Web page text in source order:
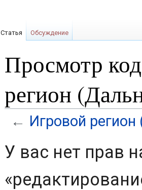
Просмотр
регион
← Игровой
У вас нет прав
Статья Обсуждение